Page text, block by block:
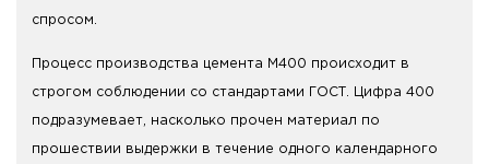
спросом.
Процесс производства цемента М400 происходит в
строгом соблюдении со стандартами ГОСТ. Цифра 400
подразумевает, насколько прочен материал по
прошествии выдержки в течение одного календарного